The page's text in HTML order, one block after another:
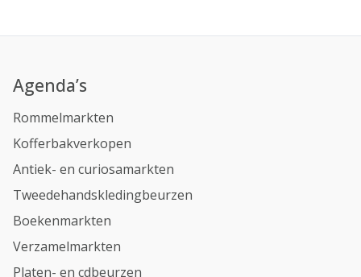
Agenda’s
Rommelmarkten
Kofferbakverkopen
Antiek- en curiosamarkten
Tweedehandskledingbeurzen
Boekenmarkten
Verzamelmarkten
Platen- en cdbeurzen